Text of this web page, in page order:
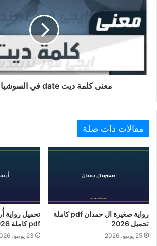
معنى كلمة ديت date في السوشيال ميديا
مقالات ذات صلة
رواية صغيرة ال حمدان pdf كاملة
تحميل 2026
25 يونيو، 2026
تحميل
pdf كاملة 2026
23 يونيو، 2026